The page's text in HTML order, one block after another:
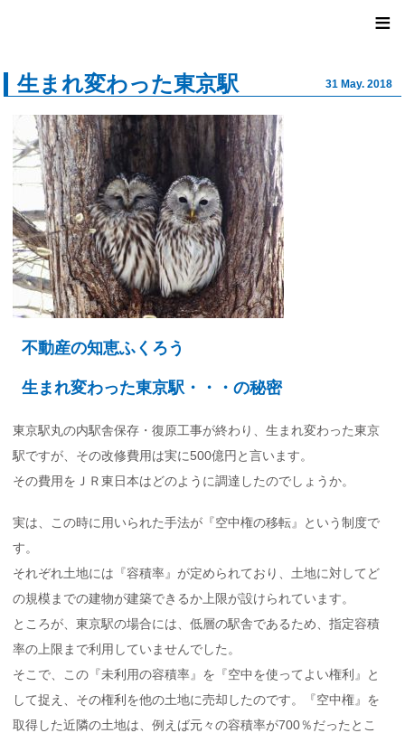
ユナイ
≡
生まれ変わった東京駅 31 May. 2018
不動産の知恵ふくろう
生まれ変わった東京駅・・・の秘密
東京駅丸の内駅舎保存・復原工事が終わり、生まれ変わった東京
駅ですが、その改修費用は実に500億円と言います。
その費用をＪＲ東日本はどのように調達したのでしょうか。
実は、この時に用いられた手法が『空中権の移転』という制度で
す。
それぞれ土地には『容積率』が定められており、土地に対してど
の規模までの建物が建築できるか上限が設けられています。
ところが、東京駅の場合には、低層の駅舎であるため、指定容積
率の上限まで利用していませんでした。
そこで、この『未利用の容積率』を『空中を使ってよい権利』と
して捉え、その権利を他の土地に売却したのです。『空中権』を
取得した近隣の土地は、例えば元々の容積率が700％だったとこ